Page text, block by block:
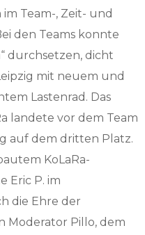
Team-, Zeit- und
den Teams konnte
durchsetzen, dicht
mit neuem und
Lastenrad. Das
landete vor dem Team
auf dem dritten Platz.
KoLaRa-
Eric P. im
die Ehre der
Moderator Pillo, dem